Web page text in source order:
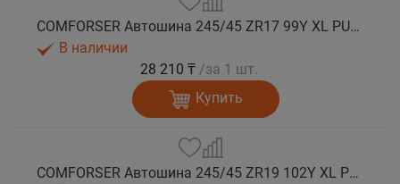
COMFORSER Автошина 245/45 ZR17 99Y XL PURESPEED лето
В наличии
28 210 ₸ /за 1 шт.
Купить
COMFORSER Автошина 245/45 ZR19 102Y XL PURESPEED лето